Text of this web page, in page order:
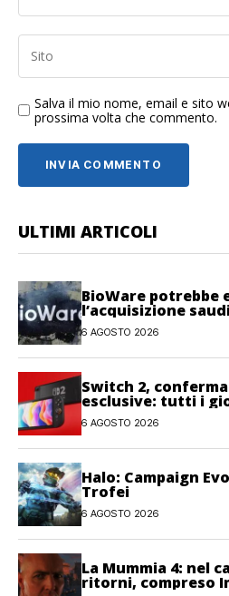
Salva il mio nome, email e sito
prossima volta che commento.
ULTIMI ARTICOLI
BioWare potrebbe
l’acquisizione
6 AGOSTO 2026
Switch 2,
esclusive: tutti i
2026 e il 2027
6 AGOSTO 2026
Halo: Campaign
Trofei
6 AGOSTO 2026
La Mummia 4: nel
ritorni, compreso